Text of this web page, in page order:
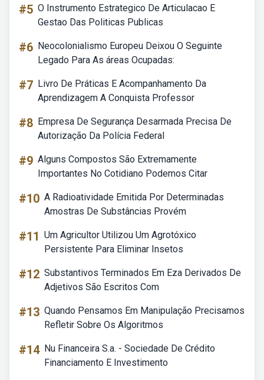
#5 O Instrumento Estrategico De Articulacao E
Gestao Das Politicas Publicas
#6 Neocolonialismo Europeu Deixou O Seguinte
Legado Para As áreas Ocupadas:
#7 Livro De Práticas E Acompanhamento Da
Aprendizagem A Conquista Professor
#8 Empresa De Segurança Desarmada Precisa De
Autorização Da Polícia Federal
#9 Alguns Compostos São Extremamente
Importantes No Cotidiano Podemos Citar
#10 A Radioatividade Emitida Por Determinadas
Amostras De Substâncias Provém
#11 Um Agricultor Utilizou Um Agrotóxico
Persistente Para Eliminar Insetos
#12 Substantivos Terminados Em Eza Derivados De
Adjetivos São Escritos Com
#13 Quando Pensamos Em Manipulação Precisamos
Refletir Sobre Os Algoritmos
#14 Nu Financeira S.a. - Sociedade De Crédito
Financiamento E Investimento